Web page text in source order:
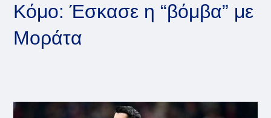
Κόμο: Έσκασε η “βόμβα” με
Μοράτα